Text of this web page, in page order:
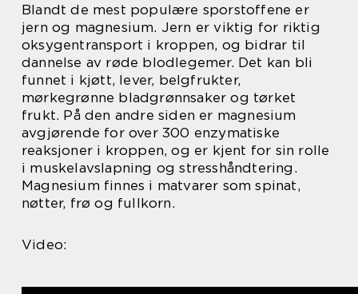
Blandt de mest populære sporstoffene er
jern og magnesium. Jern er viktig for riktig
oksygentransport i kroppen, og bidrar til
dannelse av røde blodlegemer. Det kan bli
funnet i kjøtt, lever, belgfrukter,
mørkegrønne bladgrønnsaker og tørket
frukt. På den andre siden er magnesium
avgjørende for over 300 enzymatiske
reaksjoner i kroppen, og er kjent for sin rolle
i muskelavslapning og stresshåndtering.
Magnesium finnes i matvarer som spinat,
nøtter, frø og fullkorn.
Video: